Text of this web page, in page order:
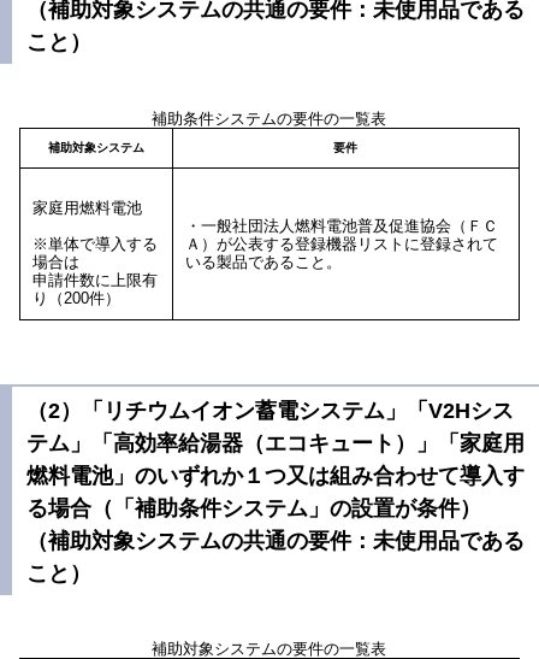
（補助対象システムの共通の要件：未使用品である
こと）
補助条件システムの要件の一覧表
補助対象システム 要件
家庭用燃料電池
※単体で導入する
場合は
申請件数に上限有
り（200件）
・一般社団法人燃料電池普及促進協会（ＦＣ
Ａ）が公表する登録機器リストに登録されて
いる製品であること。
（2）「リチウムイオン蓄電システム」「V2Hシス
テム」「高効率給湯器（エコキュート）」「家庭用
燃料電池」のいずれか１つ又は組み合わせて導入す
る場合（「補助条件システム」の設置が条件）
（補助対象システムの共通の要件：未使用品である
こと）
補助対象システムの要件の一覧表